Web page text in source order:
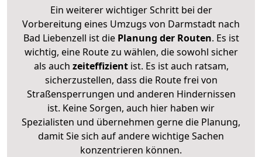
Ein weiterer wichtiger Schritt bei der
Vorbereitung eines Umzugs von Darmstadt nach
Bad Liebenzell ist diePlanung der Routen. Es ist
wichtig, eine Route zu wählen, die sowohl sicher
als auch zeiteffizientist. Es ist auch ratsam,
sicherzustellen, dass die Route frei von
Straßensperrungen und anderen Hindernissen
ist. Keine Sorgen, auch hier haben wir
Spezialisten und übernehmen gerne die Planung,
damit Sie sich auf andere wichtige Sachen
konzentrieren können.